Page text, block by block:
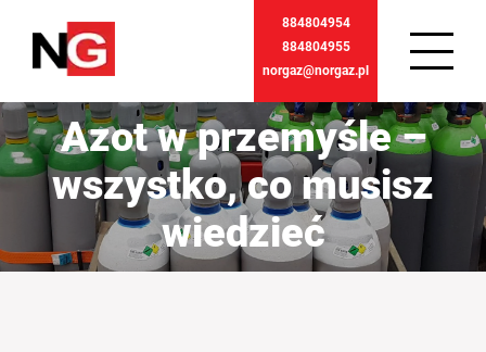
884804954
884804955
norgaz@norgaz.pl
Azot w przemyśle –
wszystko, co musisz
wiedzieć